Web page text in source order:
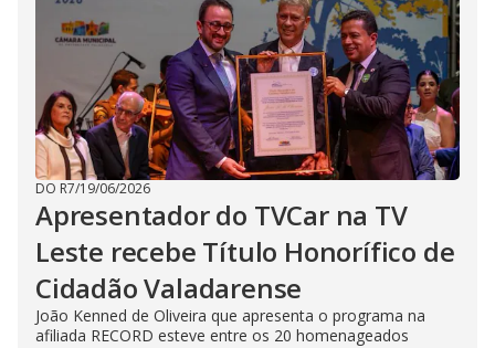
DO R7/19/06/2026
Apresentador do TVCar na TV
Leste recebe Título Honorífico de
Cidadão Valadarense
João Kenned de Oliveira que apresenta o programa na
afiliada RECORD esteve entre os 20 homenageados